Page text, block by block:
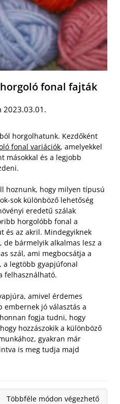
fonal fajták
2023.03.01.
horgolhatunk. Kezdőként
fonal variációk, amelyekkel
másokkal és a legjobb
hoznunk, hogy milyen típusú
sok különböző lehetőség
eredetű szálak
horgolóbb fonal a
és az akril. Mindegyiknek
bármelyik alkalmas lesz a
szál, ami megbocsátja a
a legtöbb gyapjúfonal
felhasználható.
amivel érdemes
jó választás a
fogja tudni, hogy
hozzászokik a különböző
gyakran már
is meg tudja majd
Többféle módon végezhető